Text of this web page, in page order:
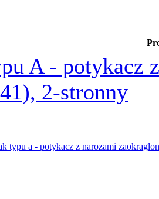
A - potykacz
2-stronny